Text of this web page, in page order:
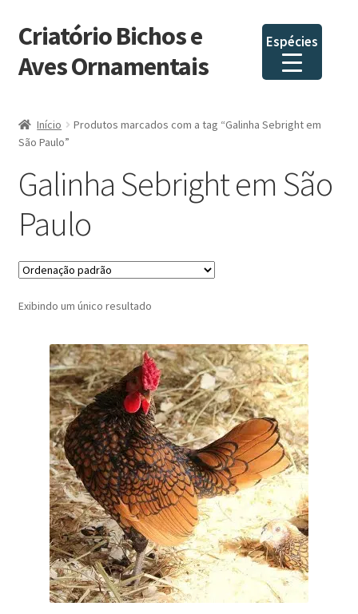
Espécies
Pular
para
navegação
Pular
para
o
Criatório Bichos e
Aves Ornamentais
Início
Produtos marcados com a tag “Galinha Sebright em
São Paulo”
Galinha Sebright em São
Paulo
Exibindo um único resultado